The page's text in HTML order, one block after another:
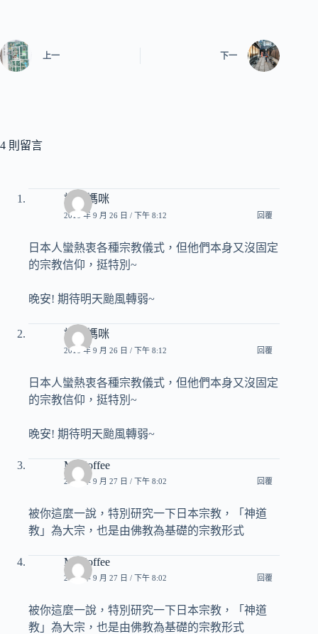
上一 下一
4 則留言
詩心媽咪
2016 年 9 月 26 日 / 下午 8:12 回覆
日本人蠻熱衷各種宗教儀式，但他們本身又沒固定
的宗教信仰，挺特別~
晚安! 期待明天颱風轉弱~
詩心媽咪
2016 年 9 月 26 日 / 下午 8:12 回覆
日本人蠻熱衷各種宗教儀式，但他們本身又沒固定
的宗教信仰，挺特別~
晚安! 期待明天颱風轉弱~
Mr.Coffee
2016 年 9 月 27 日 / 下午 8:02 回覆
被你這麼一說，特別研究一下日本宗教，「神道
教」為大宗，也是由佛教為基礎的宗教形式
Mr.Coffee
2016 年 9 月 27 日 / 下午 8:02 回覆
被你這麼一說，特別研究一下日本宗教，「神道
教」為大宗，也是由佛教為基礎的宗教形式